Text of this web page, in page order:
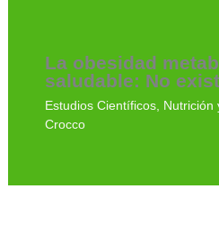
La obesidad
saludable: No
Estudios Científicos, Nutrición
Crocco